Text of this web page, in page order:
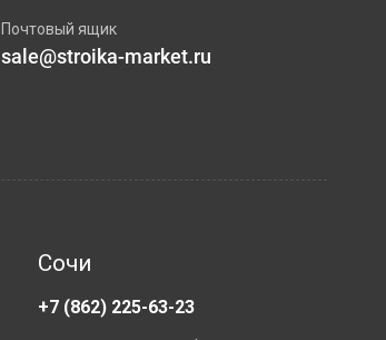
Почтовый ящик
sale@stroika-market.ru
Сочи
+7 (862) 225-63-23